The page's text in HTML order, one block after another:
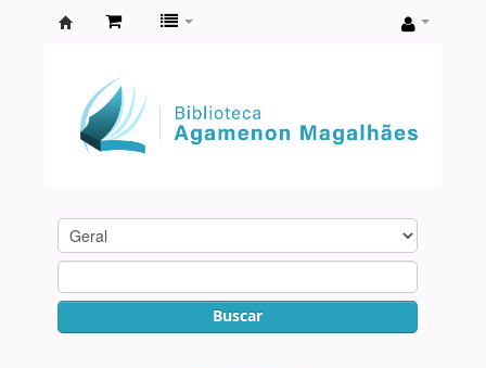
Agamenon
Magalhães
Buscar